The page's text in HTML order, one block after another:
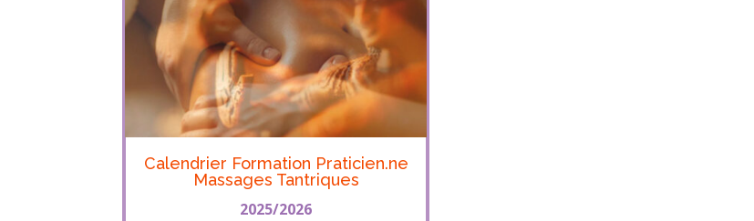
Calendrier Formation Praticien.ne
Massages Tantriques
2025/2026